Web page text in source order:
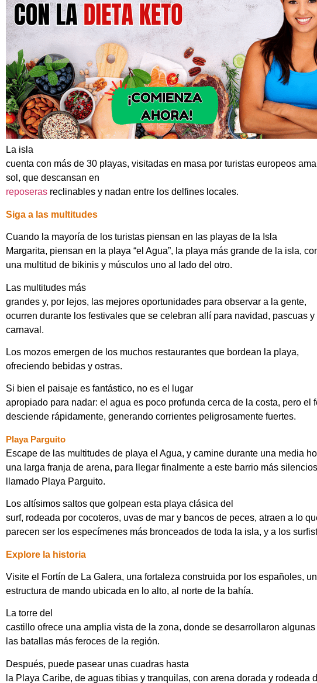
La isla
cuenta con más de 30 playas, visitadas en masa por turistas europeos
sol, que descansan en
reposeras reclinables y nadan entre los delfines locales.
Siga a las multitudes
Cuando la mayoría de los turistas piensan en las playas de la Isla
Margarita, piensan en la playa “el Agua”, la playa más grande de la isla,
una multitud de bikinis y músculos uno al lado del otro.
Las multitudes más
grandes y, por lejos, las mejores oportunidades para observar a la gente,
ocurren durante los festivales que se celebran allí para navidad, pascuas y
carnaval.
Los mozos emergen de los muchos restaurantes que bordean la playa,
ofreciendo bebidas y ostras.
Si bien el paisaje es fantástico, no es el lugar
apropiado para nadar: el agua es poco profunda cerca de la costa, pero el
desciende rápidamente, generando corrientes peligrosamente fuertes.
Playa Parguito
Escape de las multitudes de playa el Agua, y camine durante una media
una larga franja de arena, para llegar finalmente a este barrio más
llamado Playa Parguito.
Los altísimos saltos que golpean esta playa clásica del
surf, rodeada por cocoteros, uvas de mar y bancos de peces, atraen a lo
parecen ser los especímenes más bronceados de toda la isla, y a los
Explore la historia
Visite el Fortín de La Galera, una fortaleza construida por los españoles,
estructura de mando ubicada en lo alto, al norte de la bahía.
La torre del
castillo ofrece una amplia vista de la zona, donde se desarrollaron algunas
las batallas más feroces de la región.
Después, puede pasear unas cuadras hasta
la Playa Caribe, de aguas tibias y tranquilas, con arena dorada y rodeada